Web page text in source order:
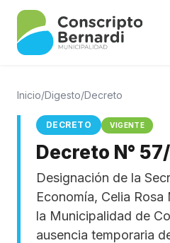
Historia
Galería de Ptes.
Horario de Colectivos
Inicio/Digesto/Decreto
DECRETO VIGENTE
Decreto N°
Designación de la
Economía, Celia
la Municipalidad de
ausencia temporaria